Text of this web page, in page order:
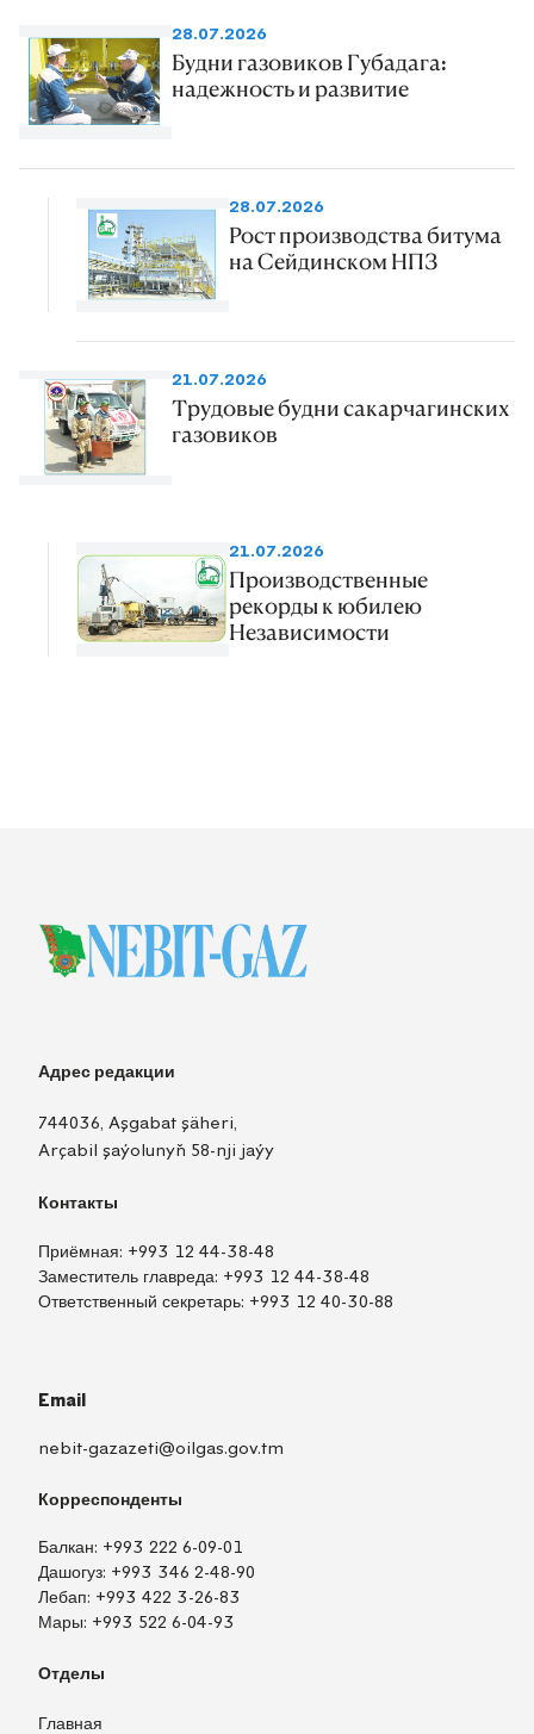
28.07.2026
Будни газовиков Губадага:
надежность и развитие
28.07.2026
Рост производства битума
на Сейдинском НПЗ
21.07.2026
Трудовые будни сакарчагинских
газовиков
21.07.2026
Производственные
рекорды к юбилею
Независимости
Адрес редакции
744036, Aşgabat şäheri,
Arçabil şaýolunyň 58-nji jaýy
Контакты
Приёмная: +993 12 44-38-48
Заместитель главреда: +993 12 44-38-48
Ответственный секретарь: +993 12 40-30-88
Email
nebit-gazazeti@oilgas.gov.tm
Корреспонденты
Балкан: +993 222 6-09-01
Дашогуз: +993 346 2-48-90
Лебап: +993 422 3-26-83
Мары: +993 522 6-04-93
Отделы
Главная